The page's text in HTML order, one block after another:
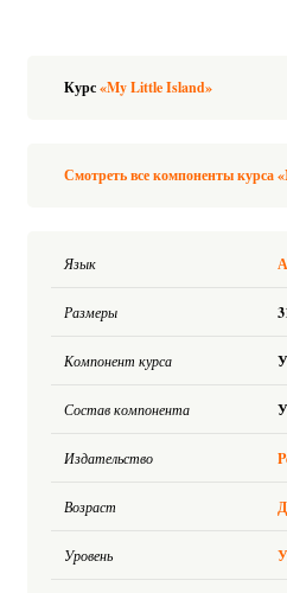
Курс«My Little Island»
Смотреть все компоненты курса
Язык
Размеры
Компонент курса
Состав компонента
Издательство
Возраст
Уровень